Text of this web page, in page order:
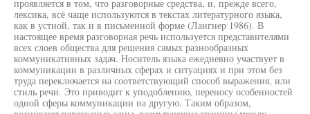
проявляется в том, что разговорные средства, и, прежде всего,
лексика, всё чаще используются в текстах литературного языка,
как в устной, так и в письменной форме (Лангнер 1986). В
настоящее время разговорная речь используется представителями
всех слоев общества для решения самых разнообразных
коммуникативных задач. Носитель языка ежедневно участвует в
коммуникации в различных сферах и ситуациях и при этом без
труда переключается на соответствующий способ выражения, или
стиль речи. Это приводит к уподоблению, переносу особенностей
одной сферы коммуникации на другую. Таким образом,